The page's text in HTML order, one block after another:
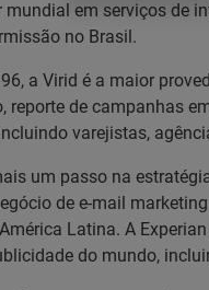
mundial em serviços de
no Brasil.
a Virid é a maior
reporte de campanhas
varejistas,
um passo na
de e-mail
Latina. A
do mundo,